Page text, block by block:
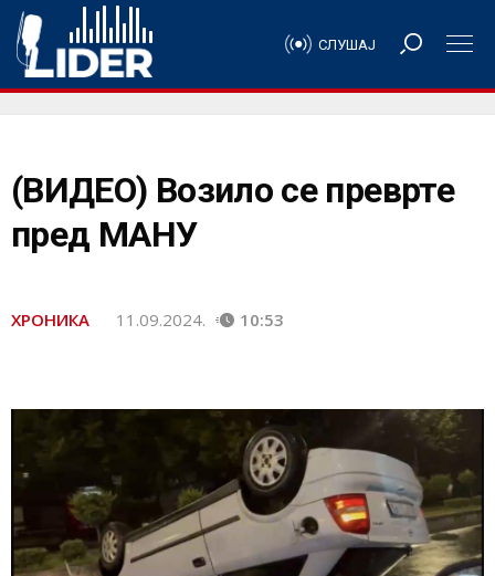
СЛУШАЈ
(ВИДЕО) Возило се преврте
пред МАНУ
ХРОНИКА 11.09.2024. 10:53